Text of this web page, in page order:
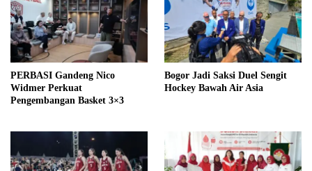
PERBASI Gandeng Nico
Widmer Perkuat
Pengembangan Basket 3×3
Bogor Jadi Saksi Duel Sengit
Hockey Bawah Air Asia